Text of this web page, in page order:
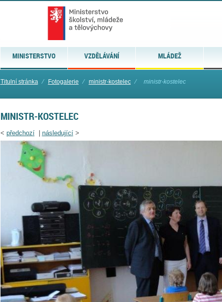
MINISTERSTVO VZDĚLÁVÁNÍ MLÁDEŽ
Titulní stránka ⁄ Fotogalerie ⁄ ministr-kostelec ⁄ ministr-kostelec
MINISTR-KOSTELEC
< předchozí| následující>